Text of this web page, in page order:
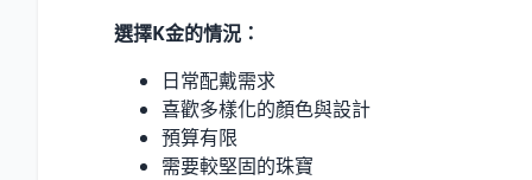
選擇K金的情況：
日常配戴需求
喜歡多樣化的顏色與設計
預算有限
需要較堅固的珠寶